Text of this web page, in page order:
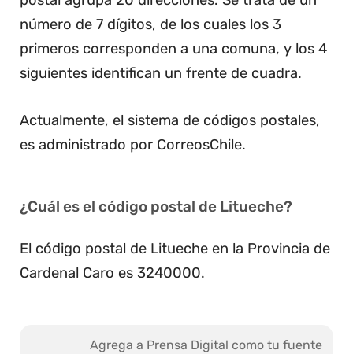
número de 7 dígitos, de los cuales los 3
primeros corresponden a una comuna, y los 4
siguientes identifican un frente de cuadra.
Actualmente, el sistema de códigos postales,
es administrado por CorreosChile.
¿Cuál es el código postal de Litueche?
El código postal de Litueche en la Provincia de
Cardenal Caro es 3240000.
Agrega a Prensa Digital como tu fuente